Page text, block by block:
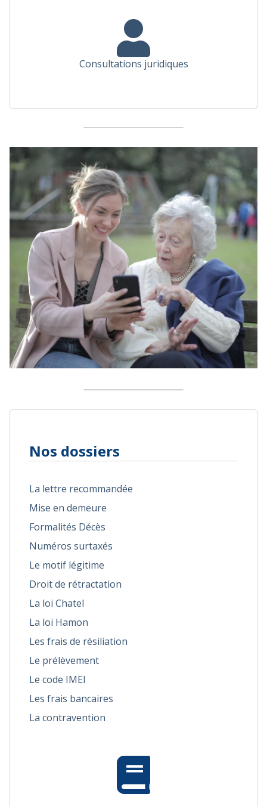
Consultations juridiques
Nos dossiers
La lettre recommandée
Mise en demeure
Formalités Décès
Numéros surtaxés
Le motif légitime
Droit de rétractation
La loi Chatel
La loi Hamon
Les frais de résiliation
Le prélèvement
Le code IMEI
Les frais bancaires
La contravention